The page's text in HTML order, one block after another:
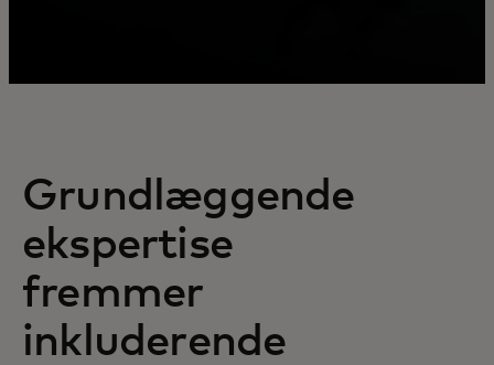
Grundlæggende
ekspertise
fremmer
inkluderende